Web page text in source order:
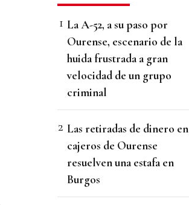
La A-52, a su paso por
Ourense, escenario de la
huida frustrada a gran
velocidad de un grupo
criminal
Las retiradas de dinero en
cajeros de Ourense
resuelven una estafa en
Burgos